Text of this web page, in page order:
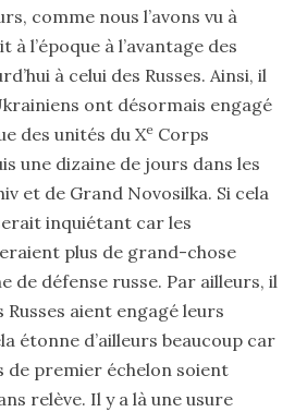
comme nous l’avons vu à
à l’époque à l’avantage des
à celui des Russes. Ainsi, il
ont désormais engagé
des unités du Xe Corps
une dizaine de jours dans les
et de Grand Novosilka. Si cela
inquiétant car les
plus de grand-chose
de défense russe. Par ailleurs, il
Russes aient engagé leurs
étonne d’ailleurs beaucoup car
de premier échelon soient
relève. Il y a là une usure